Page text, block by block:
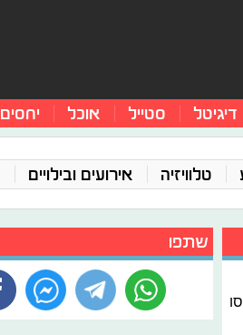
דיגיטל סטייל אוכל יחסים
טלוויזיה אירועים ובילויים
שתפו